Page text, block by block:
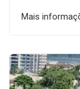
Mais